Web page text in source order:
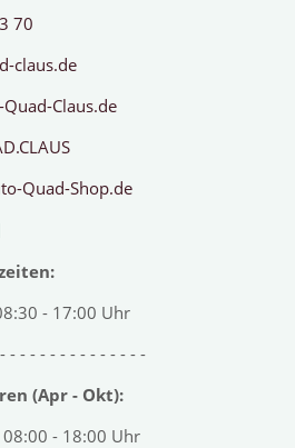
70
claus.de
Claus.de
Quad-Shop.de
- 17:00 Uhr
- - - - - - - - - - - - - -
(Apr - Okt):
- 18:00 Uhr